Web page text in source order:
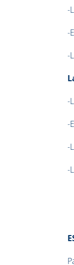
-
-
-
-
-
-
-